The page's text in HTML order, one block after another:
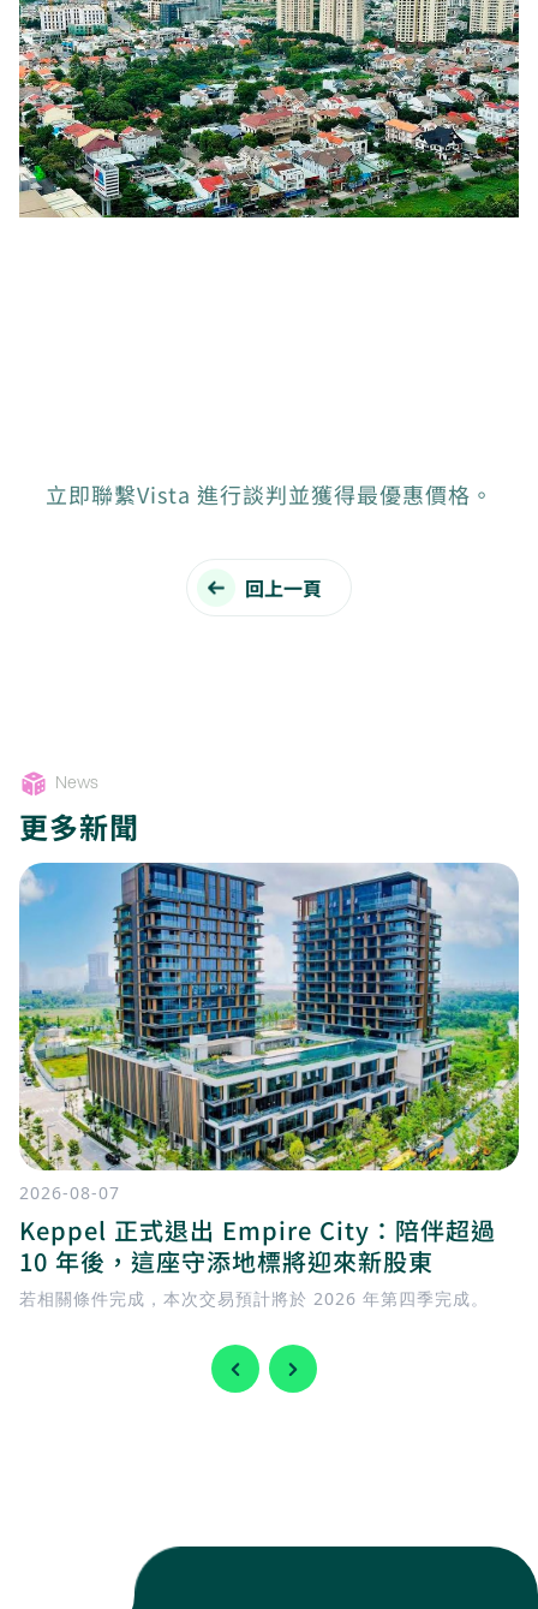
立即聯繫Vista 進行談判並獲得最優惠價格。
回上一頁
News
更多新聞
2026-08-07
Keppel 正式退出 Empire City：陪伴超過
10 年後，這座守添地標將迎來新股東
若相關條件完成，本次交易預計將於 2026 年第四季完成。